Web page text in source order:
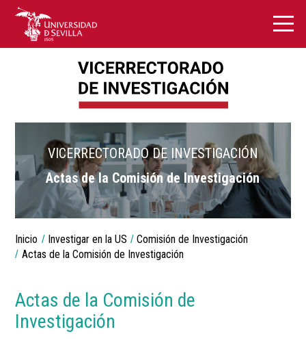
VICERRECTORADO DE INVESTIGACIÓN
Actas de la Comisión de Investigación
Breadcrumbs
You
are
Inicio Investigar en la US
Comisión de Investigación
Actas de la Comisión de Investigación
Actas de la Comisión de
Investigación